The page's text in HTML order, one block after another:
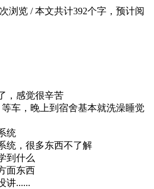
浏览 /本文共计392个字，预计阅
，感觉很辛苦
车，晚上到宿舍基本就洗澡睡觉
统
统，很多东西不了解
到什么
面东西
讲......